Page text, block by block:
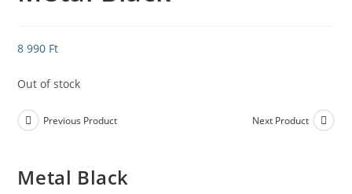
8 990 Ft
Out of stock
Previous Product Next Product
Metal Black